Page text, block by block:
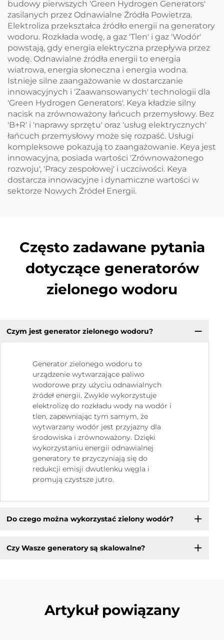
budowy pierwszych 'Green Hydrogen Generators'
zasilanych przez Odnawialne Źródła Powietrza.
Elektroliza przekształca źródło energii na generatory
wodoru. Rozkłada wodę, a gaz 'Tlen' i gaz 'Wodór'
powstają, gdy energia elektryczna przepływa przez
wodę. Odnawialne źródła energii to energia
wiatrowa, energia słoneczna i energia wodna.
Istnieje silne zaangażowanie w dostarczanie
innowacyjnych i 'Zaawansowanych' technologii dla
'Green Hydrogen Generators'. Keya kładzie silny
nacisk na zrównoważony łańcuch przemysłowy. Bez
'B+R' i 'naprawy sprzętu' oraz 'usług elektrycznych'
łańcuch przemysłowy może się rozpaść. Usługi
kompleksowe pokazują to zaangażowanie. Keya jest
innowacyjna, posiada wartości 'Zrównoważonego
rozwoju', 'Pracy zespołowej' i uczciwości. Keya
dostarcza innowacyjne i dynamiczne wartości w
sektorze Nowych Źródeł Energii.
Często zadawane pytania
dotyczące generatorów
zielonego wodoru
Czym jest generator zielonego wodoru?
Generator zielonego wodoru to
urządzenie wytwarzające paliwo
wodorowe przy użyciu odnawialnych
źródeł energii. Zwykle wykorzystuje
elektrolizę do rozkładu wody na wodór i
tlen, zapewniając tym samym, że
wytwarzany wodór jest przyjazny dla
środowiska i zrównoważony. Dzięki
wykorzystaniu energii odnawialnej
generatory te przyczyniają się do
redukcji emisji dwutlenku węgla i
promują czystsze jutro.
Do czego można wykorzystać zielony wodór?
Czy Wasze generatory są skalowalne?
Artykuł powiązany